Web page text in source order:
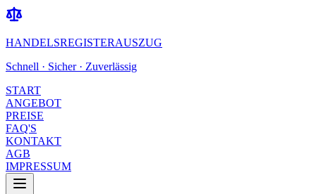
HANDELSREGISTERAUSZUG
Schnell · Sicher · Zuverlässig
START
ANGEBOT
PREISE
FAQ'S
KONTAKT
AGB
IMPRESSUM